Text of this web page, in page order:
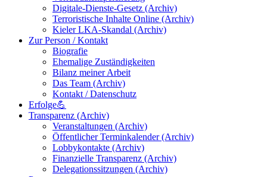
Digitale-Dienste-Gesetz (Archiv)
Terroristische Inhalte Online (Archiv)
Kieler LKA-Skandal (Archiv)
Zur Person / Kontakt
Biografie
Ehemalige Zuständigkeiten
Bilanz meiner Arbeit
Das Team (Archiv)
Kontakt / Datenschutz
Erfolge💪
Transparenz (Archiv)
Veranstaltungen (Archiv)
Öffentlicher Terminkalender (Archiv)
Lobbykontakte (Archiv)
Finanzielle Transparenz (Archiv)
Delegationssitzungen (Archiv)